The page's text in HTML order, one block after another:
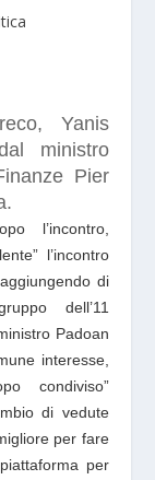
Yanis
ministro
Pier
.
l’incontro,
l’incontro
di
dell’11
Padoan
interesse,
condiviso”
di vedute
per fare
per